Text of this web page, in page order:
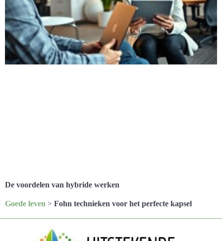
De voordelen van hybride werken
Goede leven > Fohn technieken voor het perfecte kapsel